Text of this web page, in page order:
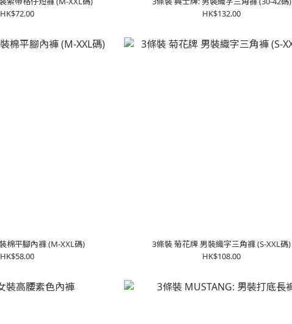
HK$72.00
HK$132.00
A級: 男裝棉平腳內褲 (M-XXL碼)
HK$58.00
3條裝 菊花牌 男裝織字三角褲 (S-XXL碼)
HK$108.00